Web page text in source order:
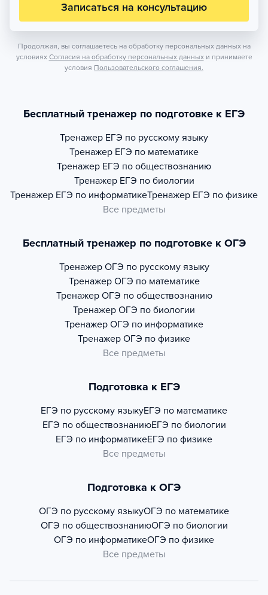
Записаться на консультацию
Продолжая, вы соглашаетесь на обработку персональных данных на
условиях Согласия на обработку персональных данных и принимаете
условия Пользовательского соглашения.
Бесплатный тренажер по подготовке к ЕГЭ
Тренажер ЕГЭ по русскому языку
Тренажер ЕГЭ по математике
Тренажер ЕГЭ по обществознанию
Тренажер ЕГЭ по биологии
Тренажер ЕГЭ по информатикеТренажер ЕГЭ по физике
Все предметы
Бесплатный тренажер по подготовке к ОГЭ
Тренажер ОГЭ по русскому языку
Тренажер ОГЭ по математике
Тренажер ОГЭ по обществознанию
Тренажер ОГЭ по биологии
Тренажер ОГЭ по информатике
Тренажер ОГЭ по физике
Все предметы
Подготовка к ЕГЭ
ЕГЭ по русскому языкуЕГЭ по математике
ЕГЭ по обществознаниюЕГЭ по биологии
ЕГЭ по информатикеЕГЭ по физике
Все предметы
Подготовка к ОГЭ
ОГЭ по русскому языкуОГЭ по математике
ОГЭ по обществознаниюОГЭ по биологии
ОГЭ по информатикеОГЭ по физике
Все предметы